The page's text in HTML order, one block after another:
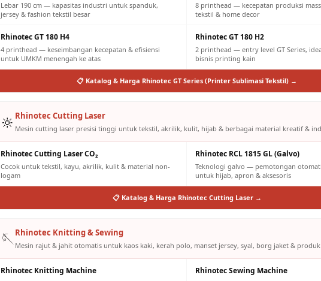
Lebar 190 cm — kapasitas industri untuk spanduk,
jersey & fashion tekstil besar
8 printhead — kecepatan produksi
tekstil & home decor
Rhinotec GT 180 H4
4 printhead — keseimbangan kecepatan & efisiensi
untuk UMKM menengah ke atas
Rhinotec GT 180 H2
2 printhead — entry level GT Series,
bisnis printing kain
📋 Katalog & Harga Rhinotec GT Series (Printer Sublimasi Tekstil) →
🔆 Rhinotec Cutting Laser
Mesin cutting laser presisi tinggi untuk tekstil, akrilik, kulit, hijab & berbagai material kreatif &
Rhinotec Cutting Laser CO₂
Cocok untuk tekstil, kayu, akrilik, kulit & material non-
logam
Rhinotec RCL 1815 GL (Galvo)
Teknologi galvo — pemotongan
untuk hijab, apron & aksesoris
📋 Katalog & Harga Rhinotec Cutting Laser →
🪡Rhinotec Knitting & Sewing
Mesin rajut & jahit otomatis untuk kaos kaki, kerah polo, manset jersey, syal, borg jaket &
Rhinotec Knitting Machine Rhinotec Sewing Machine